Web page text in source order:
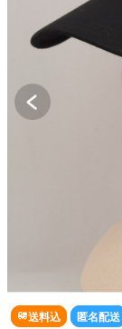
送料込 匿名配送